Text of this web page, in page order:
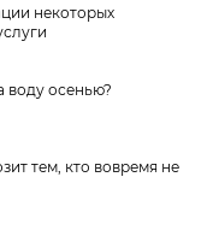
некоторых
воду осенью?
тем, кто вовремя не